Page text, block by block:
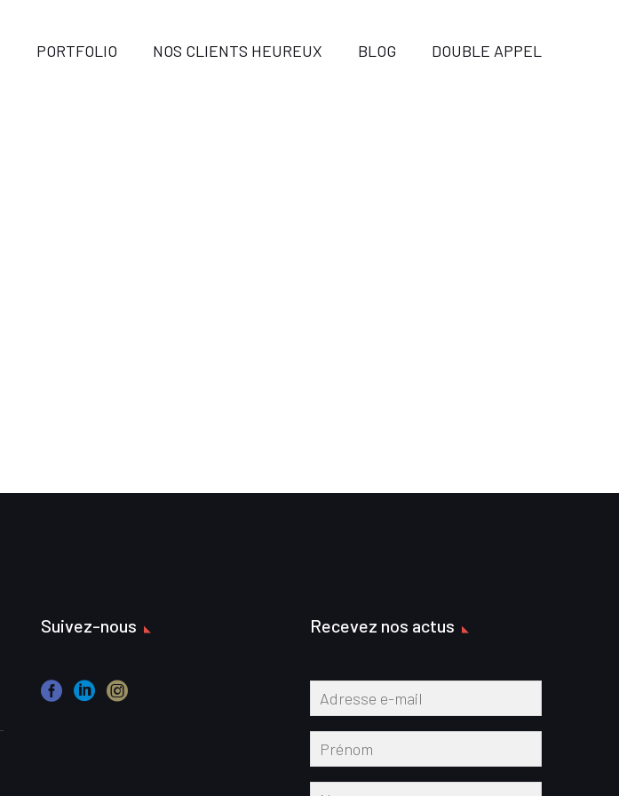
PORTFOLIO NOS CLIENTS HEUREUX BLOG DOUBLE APPEL
Suivez-nous Recevez nos actus